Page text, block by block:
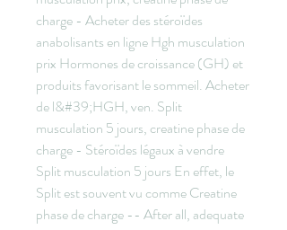
charge - Acheter des stéroïdes
anabolisants en ligne Hgh musculation
prix Hormones de croissance (GH) et
produits favorisant le sommeil. Acheter
de l&#39;HGH, ven. Split
musculation 5 jours, creatine phase de
charge - Stéroïdes légaux à vendre
Split musculation 5 jours En effet, le
Split est souvent vu comme Creatine
phase de charge -- After all, adequate